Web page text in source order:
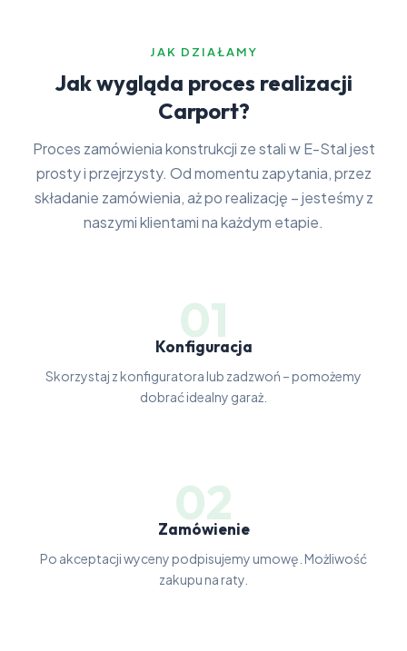
JAK DZIAŁAMY
Jak wygląda proces realizacji
Carport?
Proces zamówienia konstrukcji ze stali w E-Stal jest
prosty i przejrzysty. Od momentu zapytania, przez
składanie zamówienia, aż po realizację – jesteśmy z
naszymi klientami na każdym etapie.
01
Konfiguracja
Skorzystaj z konfiguratora lub zadzwoń – pomożemy
dobrać idealny garaż.
02
Zamówienie
Po akceptacji wyceny podpisujemy umowę. Możliwość
zakupu na raty.